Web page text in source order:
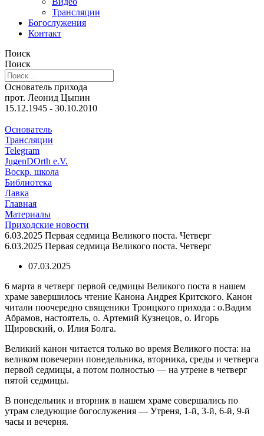
Трансляции
Богослужения
Контакт
Поиск
Поиск
Основатель прихода
прот. Леонид Цыпин
15.12.1945 - 30.10.2010
Основатель
Трансляции
Telegram
JugenDOrth e.V.
Воскр. школа
Библиотека
Лавка
Главная
Материалы
Приходские новости
6.03.2025 Первая седмица Великого поста. Четверг
6.03.2025 Первая седмица Великого поста. Четверг
07.03.2025
6 марта в четверг первой седмицы Великого поста в нашем
храме завершилось чтение Канона Андрея Критского. Канон
читали поочередно священики Троицкого прихода : о.Вадим
Абрамов, настоятель, о. Артемий Кузнецов, о. Игорь
Щировский, о. Илия Болга.
Великий канон читается только во время Великого поста: на
великом повечерии понедельника, вторника, среды и четверга
первой седмицы, а потом полностью — на утрене в четверг
пятой седмицы.
В понедельник и вторник в нашем храме совершались по
утрам следующие богослужения — Утреня, 1-й, 3-й, 6-й, 9-й
часы и вечерня.